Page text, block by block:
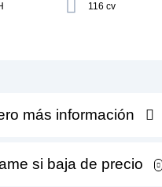
116 cv
más información
si baja de precio